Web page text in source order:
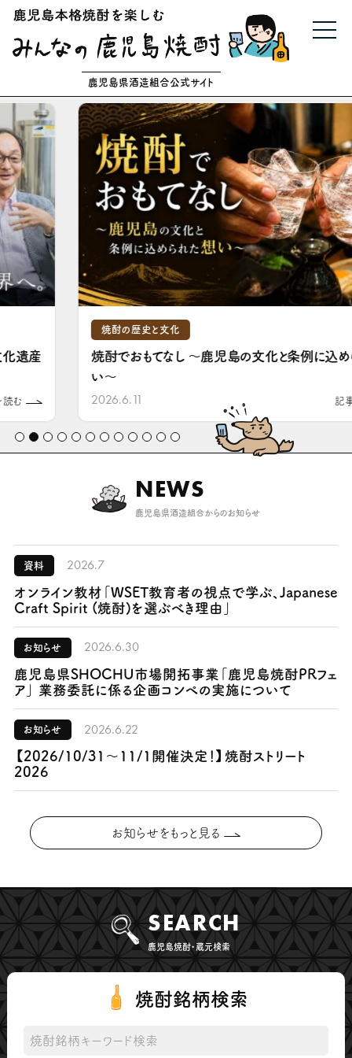
鹿児島県酒造組合公式サイト
焼酎の歴史と文化
焼酎でおもてなし～鹿児島の文化と条例に込められた想
2026.6.11
NEWS
鹿児島県酒造組合からのお知らせ
資料 2026.7
オンライン教材「WSET教育者の視点で学ぶ、Japanese
Craft Spirit (焼酎)を選ぶべき理由」
お知らせ 2026.6.30
鹿児島県SHOCHU市場開拓事業「鹿児島焼酎PRフェ
ア」 業務委託に係る企画コンペの実施について
お知らせ 2026.6.22
【2026/10/31～11/1開催決定！】焼酎ストリート
2026
お知らせをもっと見る
SEARCH
鹿児島焼酎・蔵元検索
焼酎銘柄検索